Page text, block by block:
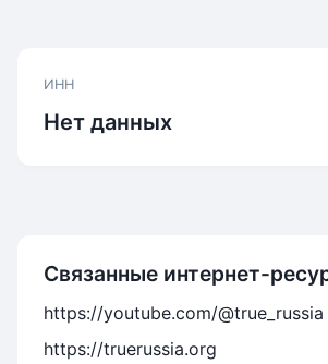
ИНН
Нет данных
Связанные интернет-
https://youtube.com/@true_russia
https://truerussia.org